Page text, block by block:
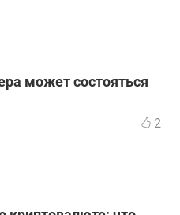
может состояться
2